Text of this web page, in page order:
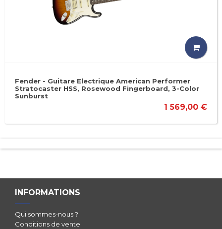
Fender - Guitare Electrique American Performer
Stratocaster HSS, Rosewood Fingerboard, 3-Color
Sunburst
1 569,00 €
INFORMATIONS
Qui sommes-nous ?
Conditions de vente